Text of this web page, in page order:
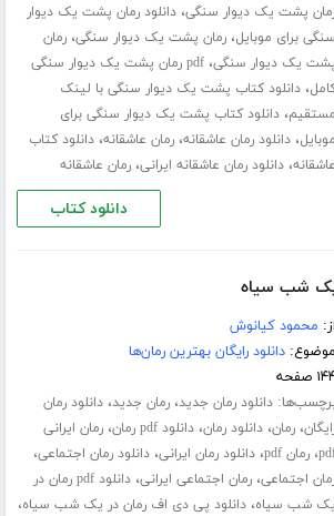
پشت یک دیوار سنگی،دانلود رمان پشت یک دیوار
سنگی برای موبایل،رمان پشت یک دیوار سنگی،رمان
پشت یک دیوار سنگی،
pdf رمان پشت یک دیوار سنگی
،دانلود کتاب پشت یک دیوار سنگی با لینک
مستقیم،دانلود کتاب پشت یک دیوار سنگی برای
موبایل،دانلود رمان عاشقانه،رمان عاشقانه،دانلود کتاب
عاشقانه،دانلود رمان عاشقانه ایرانی،رمان عاشقانه
دانلود کتاب
یک شب سیاه
از: محمود کیانوش
موضوع:دانلود رایگان بهترین رمان‌ها
صفحه
دانلود رمان جدید،رمان جدید،دانلود رمان
،رمان،دانلود رمان،دانلود pdf رمان ،رمان ایرانی
،رمان pdf ،دانلود رمان ایرانی،دانلود رمان اجتماعی،
اجتماعی،رمان اجتماعی ایرانی،
دانلود pdf رمان در
یک شب سیاه،دانلود پی دی اف رمان در یک شب سیاه،